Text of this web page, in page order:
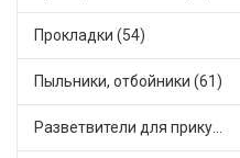
Прокладки (54)
Пыльники, отбойники (61)
Разветвители для прикуривателя (6)